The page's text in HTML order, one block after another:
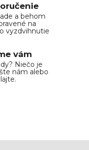
a behom
na
vyzdvihnutie
vám
Niečo je
nám alebo